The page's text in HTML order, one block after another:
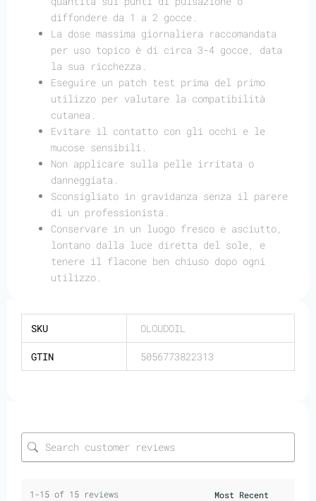
diffondere da 1 a 2 gocce.
La dose massima giornaliera raccomandata
per uso topico è di circa 3-4 gocce, data
la sua ricchezza.
Eseguire un patch test prima del primo
utilizzo per valutare la compatibilità
cutanea.
Evitare il contatto con gli occhi e le
mucose sensibili.
Non applicare sulla pelle irritata o
danneggiata.
Sconsigliato in gravidanza senza il parere
di un professionista.
Conservare in un luogo fresco e asciutto,
lontano dalla luce diretta del sole, e
tenere il flacone ben chiuso dopo ogni
utilizzo.
SKU OLOUDOIL
GTIN 5056773822313
1-15 of 15 reviews